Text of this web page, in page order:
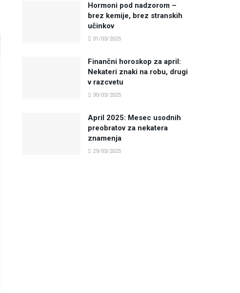
Hormoni pod nadzorom –
brez kemije, brez stranskih
učinkov
31/03/2025
Finančni horoskop za april:
Nekateri znaki na robu, drugi
v razcvetu
30/03/2025
April 2025: Mesec usodnih
preobratov za nekatera
znamenja
29/03/2025